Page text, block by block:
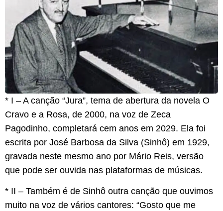
* I – A canção “Jura”, tema de abertura da novela O
Cravo e a Rosa, de 2000, na voz de Zeca
Pagodinho, completará cem anos em 2029. Ela foi
escrita por José Barbosa da Silva (Sinhô) em 1929,
gravada neste mesmo ano por Mário Reis, versão
que pode ser ouvida nas plataformas de músicas.
* II – Também é de Sinhô outra canção que ouvimos
muito na voz de vários cantores: “Gosto que me